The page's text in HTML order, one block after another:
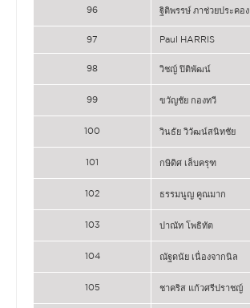
96 ฐิติพรรษ์ ภาช่วยประคอง
97 Paul HARRIS
98 วิชญ์ ปิติพัฒน์
99 ขวัญชัย กองทวี
100 วินธัย วิวัฒน์สนิทชัย
101 กษิดิศ เล็บครุฑ
102 ธรรมนูญ คูณมาก
103 ปาณัท โพธิทัต
104 ณัฐดนัย เนื่องจากนิล
105 ชาคริส แก้วศรีปราชญ์